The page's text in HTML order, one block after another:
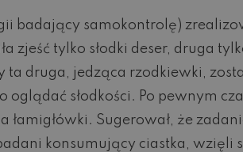
badający samokontrolę)
zjeść tylko słodki deser, druga
druga, jedząca rzodkiewki,
słodkości. Po pewnym
łamigłówki. Sugerował, że
konsumujący ciastka, wzięli